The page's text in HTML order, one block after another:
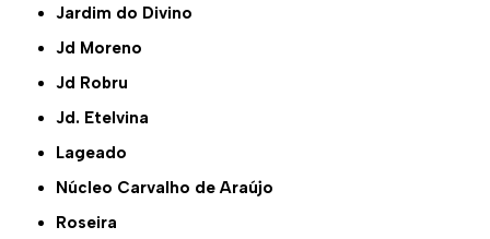
Jardim do Divino
Jd Moreno
Jd Robru
Jd. Etelvina
Lageado
Núcleo Carvalho de Araújo
Roseira